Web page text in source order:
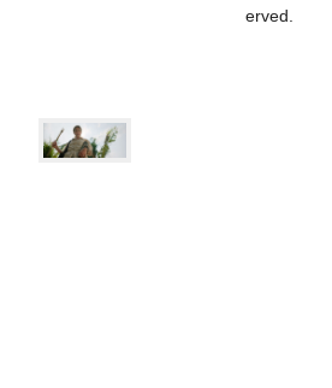
erved.